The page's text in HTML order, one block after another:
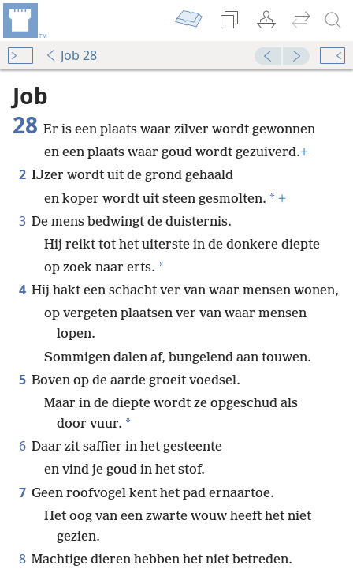
Job 28
Job
Er is een plaats waar zilver wordt gewonnen
en een plaats waar goud wordt gezuiverd.
IJzer wordt uit de grond gehaald
en koper wordt uit steen gesmolten.
De mens bedwingt de duisternis.
Hij reikt tot het uiterste in de donkere diepte
op zoek naar erts. *
Hij hakt een schacht ver van waar mensen wonen,
op vergeten plaatsen ver van waar mensen
lopen.
Sommigen dalen af, bungelend aan touwen.
Boven op de aarde groeit voedsel.
Maar in de diepte wordt ze opgeschud als
door vuur. *
Daar zit saffier in het gesteente
en vind je goud in het stof.
Geen roofvogel kent het pad ernaartoe.
Het oog van een zwarte wouw heeft het niet
gezien.